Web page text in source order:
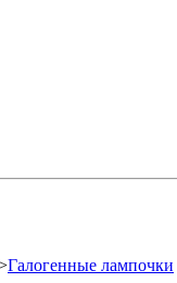
Галогенные лампочки